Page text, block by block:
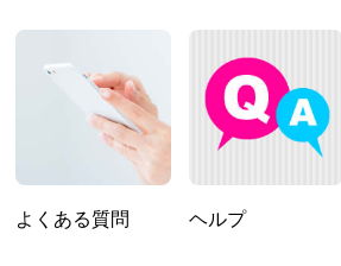
よくある質問 ヘルプ